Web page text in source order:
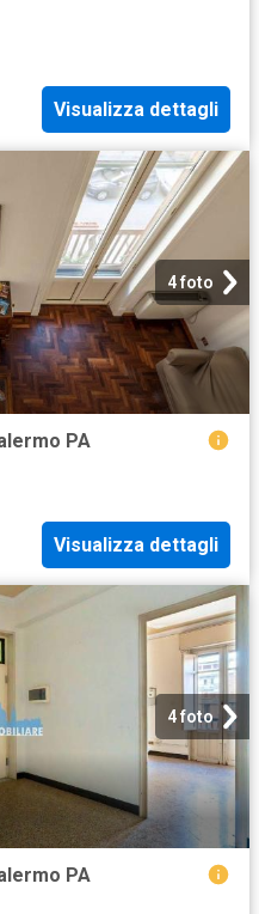
Visualizza dettagli
4 foto
PA
Visualizza dettagli
4 foto
PA